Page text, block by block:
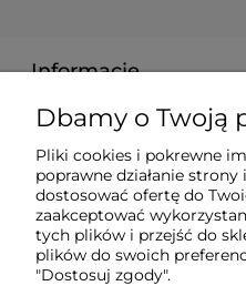
Informacje
Zakupy
Pomoc
Moje konto
Dbamy o Twoją
Pliki cookies i pokrewne
poprawne działanie
dostosować ofertę do
zaakceptować
tych plików i przejść do
plików do swoich
"Dostosuj zgody".